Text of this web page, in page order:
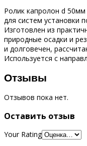
Ролик капролон d 50мм
для систем установки
Изготовлен из
природные осадки и
и долговечен,
Используется с
Отзывы
Отзывов пока нет.
Оставить отзыв
Your Rating